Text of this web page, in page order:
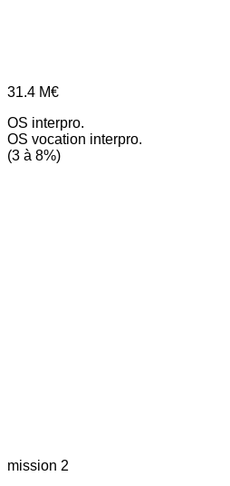
31.4 M€
OS interpro.
OS vocation interpro.
(3 à 8%)
mission 2